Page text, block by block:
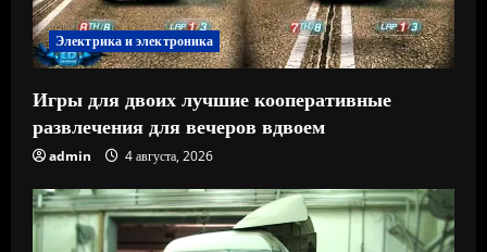
Электрика и электроника
Игры для двоих лучшие кооперативные
развлечения для вечеров вдвоем
admin 4 августа, 2026